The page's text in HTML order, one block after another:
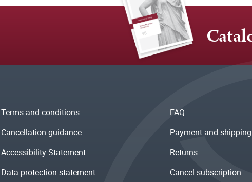
Terms and conditions
Cancellation guidance
Accessibility Statement
Data protection statement
FAQ
Payment and shipping
Returns
Cancel subscription